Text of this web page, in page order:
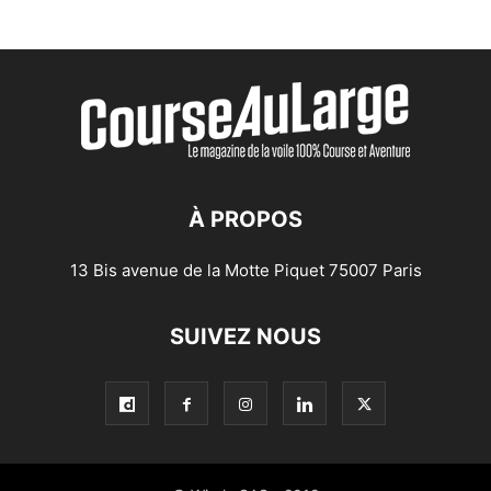
À PROPOS
13 Bis avenue de la Motte Piquet 75007 Paris
SUIVEZ NOUS